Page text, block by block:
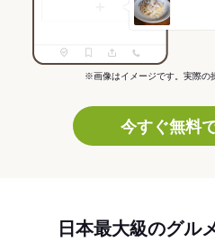
※画像はイメージです。実際の
今すぐ無料
日本最大級のグル